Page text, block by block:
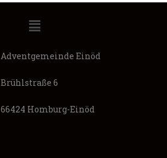
Adventgemeinde Einöd
Brühlstraße 6
66424 Homburg-Einöd